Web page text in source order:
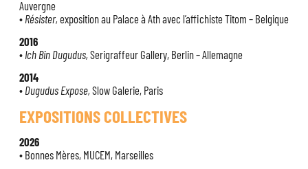
Auvergne
• Résister, exposition au Palace à Ath avec l’affichiste Titom – Belgique
2016
• Ich Bin Dugudus, Serigraffeur Gallery, Berlin – Allemagne
2014
• Dugudus Expose, Slow Galerie, Paris
EXPOSITIONS COLLECTIVES
2026
• Bonnes Mères, MUCEM, Marseilles